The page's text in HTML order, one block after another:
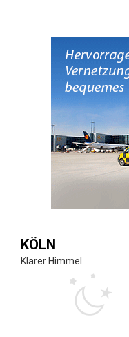
KÖLN
Klarer Himmel